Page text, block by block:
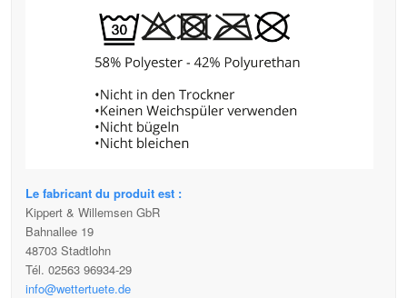
Le fabricant du produit est :
Kippert & Willemsen GbR
Bahnallee 19
48703 Stadtlohn
Tél. 02563 96934-29
info@wettertuete.de